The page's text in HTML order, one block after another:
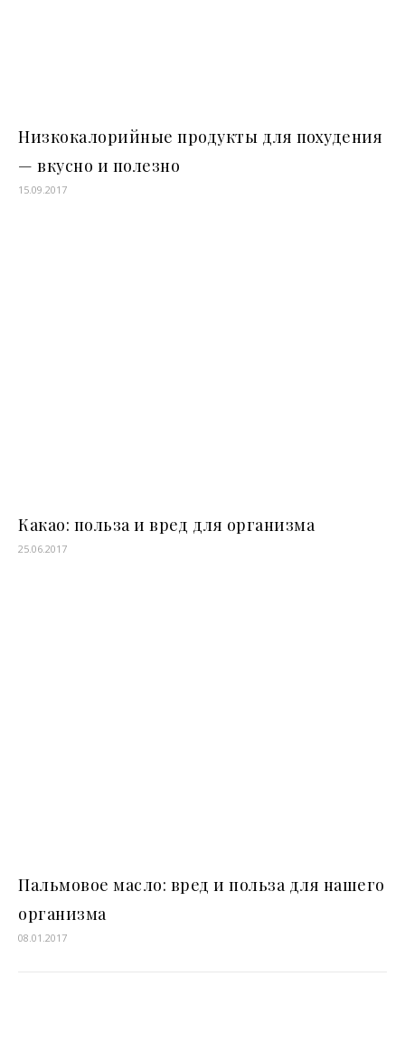
Низкокалорийные продукты для похудения
— вкусно и полезно
15.09.2017
Какао: польза и вред для организма
25.06.2017
Пальмовое масло: вред и польза для нашего
организма
08.01.2017